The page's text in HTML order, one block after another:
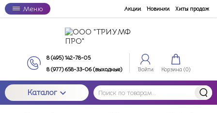
Меню Акции Новинки Хиты продаж
8 (495) 142-78-05
8 (977) 658-33-06 (выходные)
Войти Корзина (0)
Каталог